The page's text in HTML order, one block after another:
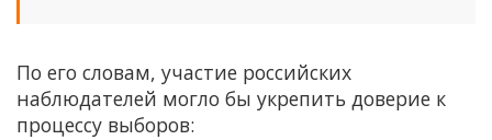
По его словам, участие российских
наблюдателей могло бы укрепить доверие к
процессу выборов: